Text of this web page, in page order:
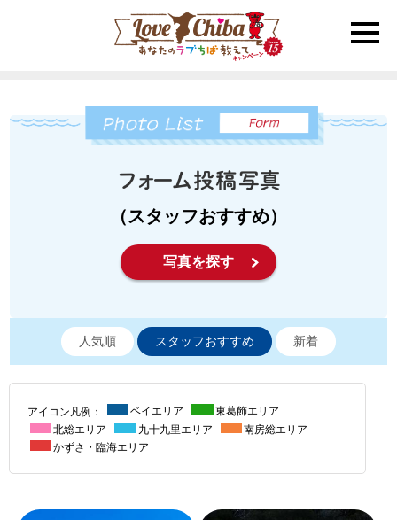
toggle
（スタッフおすすめ）
写真を探す
人気順 スタッフおすすめ 新着
アイコン凡例： ベイエリア
東葛飾エリア
北総エリア
九十九里エリア
南房総エリア
かずさ・臨海エリア